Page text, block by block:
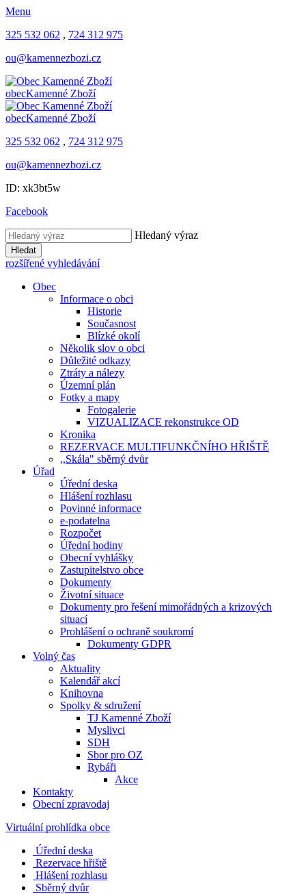
Menu
325 532 062 , 724 312 975
ou@kamennezbozi.cz
obecKamenné Zboží
obecKamenné Zboží
325 532 062 , 724 312 975
ou@kamennezbozi.cz
ID: xk3bt5w
Facebook
Hledaný výraz
Hledat
rozšířené vyhledávání
Obec
Informace o obci
Historie
Současnost
Blízké okolí
Několik slov o obci
Důležité odkazy
Ztráty a nálezy
Územní plán
Fotky a mapy
Fotogalerie
VIZUALIZACE rekonstrukce OD
Kronika
REZERVACE MULTIFUNKČNÍHO HŘIŠTĚ
,,Skála" sběrný dvůr
Úřad
Úřední deska
Hlášení rozhlasu
Povinné informace
e-podatelna
Rozpočet
Úřední hodiny
Obecní vyhlášky
Zastupitelstvo obce
Dokumenty
Životní situace
Dokumenty pro řešení mimořádných a krizových
situací
Prohlášení o ochraně soukromí
Dokumenty GDPR
Volný čas
Aktuality
Kalendář akcí
Knihovna
Spolky & sdružení
TJ Kamenné Zboží
Myslivci
SDH
Sbor pro OZ
Rybáři
Akce
Kontakty
Obecní zpravodaj
Virtuální prohlídka obce
Úřední deska
Rezervace hřiště
Hlášení rozhlasu
Sběrný dvůr